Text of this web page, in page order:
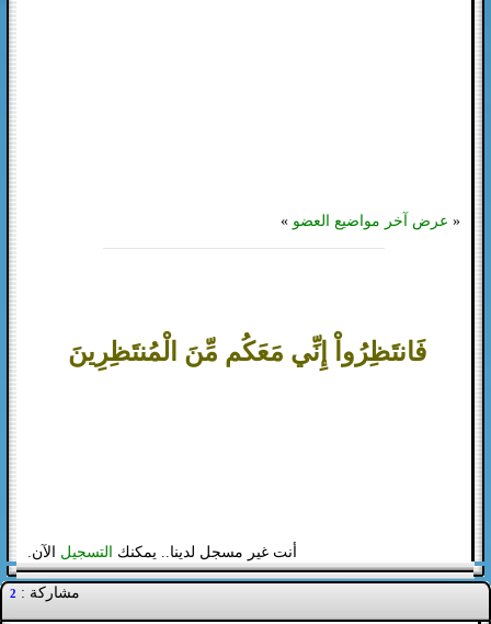
« عرض آخر مواضيع العضو »
فَانتَظِرُواْ إِنِّي مَعَكُم مِّنَ الْمُنتَظِرِينَ
أنت غير مسجل لدينا.. يمكنك التسجيل الآن.
مشاركة : 2